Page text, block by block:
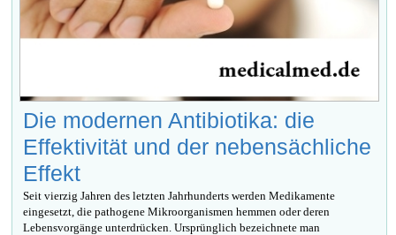
Die modernen Antibiotika: die
Effektivität und der nebensächliche
Effekt
Seit vierzig Jahren des letzten Jahrhunderts werden Medikamente
eingesetzt, die pathogene Mikroorganismen hemmen oder deren
Lebensvorgänge unterdrücken. Ursprünglich bezeichnete man